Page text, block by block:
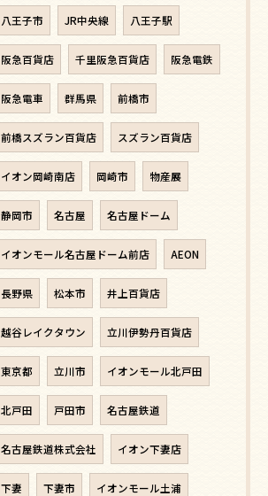
八王子市 JR中央線 八王子駅
阪急百貨店 千里阪急百貨店 阪急電鉄
阪急電車 群馬県 前橋市
前橋スズラン百貨店 スズラン百貨店
イオン岡崎南店 岡崎市 物産展
静岡市 名古屋 名古屋ドーム
イオンモール名古屋ドーム前店 AEON
長野県 松本市 井上百貨店
越谷レイクタウン 立川伊勢丹百貨店
東京都 立川市 イオンモール北戸田
北戸田 戸田市 名古屋鉄道
名古屋鉄道株式会社 イオン下妻店
下妻 下妻市 イオンモール土浦